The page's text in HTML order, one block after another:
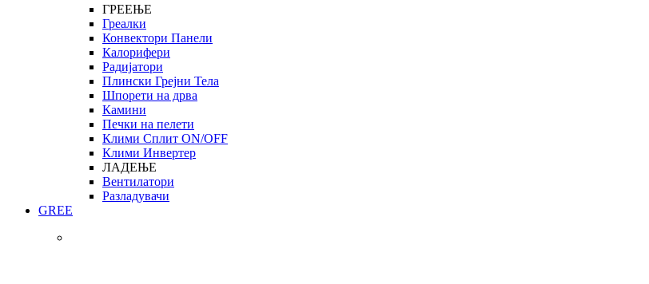
ГРЕЕЊЕ
Греалки
Конвектори Панели
Калорифери
Радијатори
Плински Грејни Тела
Шпорети на дрва
Камини
Печки на пелети
Клими Сплит ON/OFF
Клими Инвертер
ЛАДЕЊЕ
Вентилатори
Разладувачи
GREE